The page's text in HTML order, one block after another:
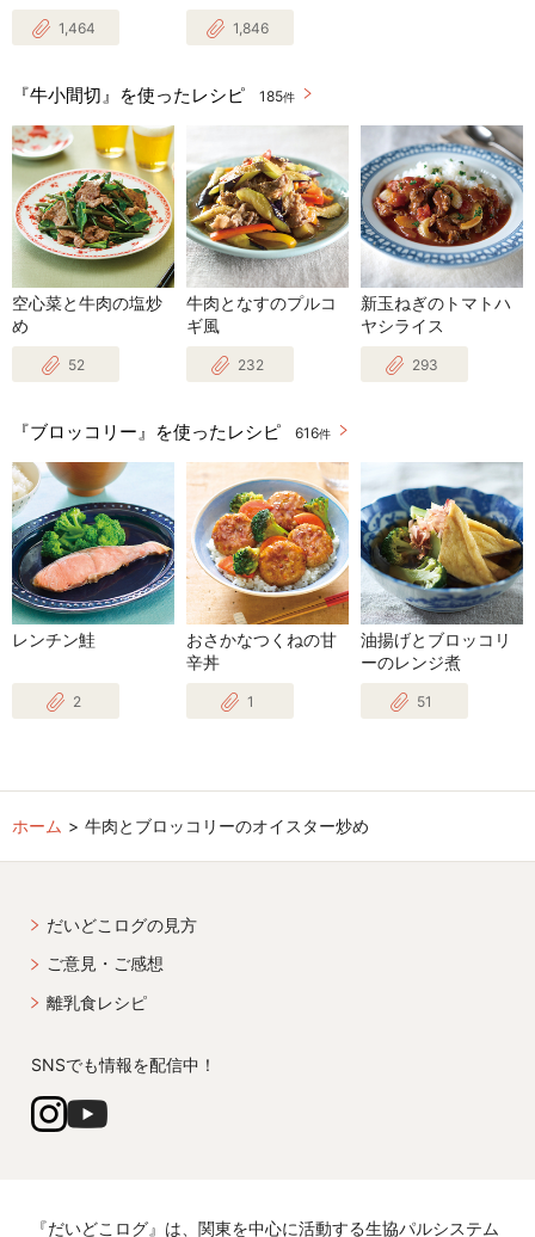
1,464 1,846
『牛小間切』を使ったレシピ 185件
空心菜と牛肉の塩炒
め
52
牛肉となすのプルコ
ギ風
232
新玉ねぎのトマトハ
ヤシライス
293
『ブロッコリー』を使ったレシピ 616件
レンチン鮭
2
おさかなつくねの甘
辛丼
1
油揚げとブロッコリ
ーのレンジ煮
51
ホーム 牛肉とブロッコリーのオイスター炒め
だいどこログの見方
ご意見・ご感想
離乳食レシピ
SNSでも情報を配信中！
『だいどこログ』は、関東を中心に活動する生協パルシステム